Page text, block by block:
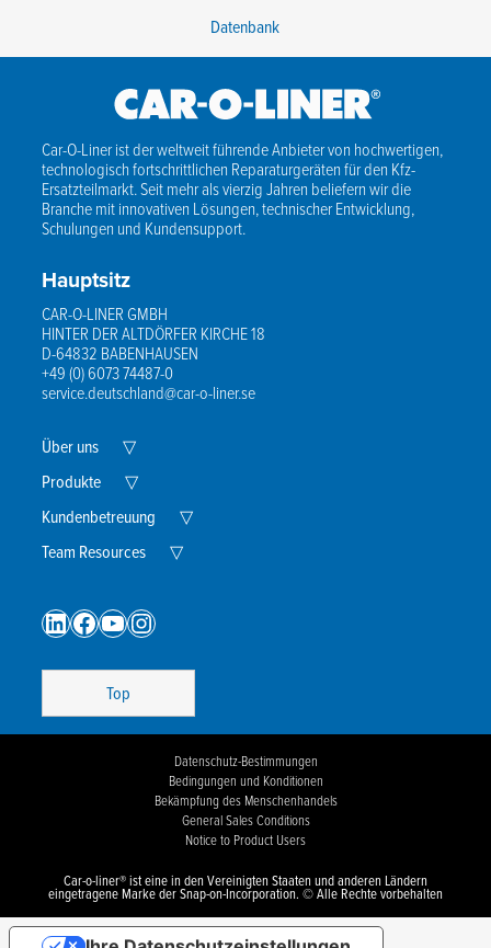
Datenbank
Car-O-Liner ist der weltweit führende Anbieter von hochwertigen,
technologisch fortschrittlichen Reparaturgeräten für den Kfz-
Ersatzteilmarkt. Seit mehr als vierzig Jahren beliefern wir die
Branche mit innovativen Lösungen, technischer Entwicklung,
Schulungen und Kundensupport.
Hauptsitz
CAR-O-LINER GMBH
HINTER DER ALTDÖRFER KIRCHE 18
D-64832 BABENHAUSEN
+49 (0) 6073 74487-0
service.deutschland@car-o-liner.se
Über uns ▽Expand
Menu
Produkte ▽Expand
Menu
Kundenbetreuung ▽Expand
Team Resources ▽Expand
LinkedIn
Facebook
YouTube
Instagram
Top
Datenschutz-Bestimmungen
Bedingungen und Konditionen
Bekämpfung des Menschenhandels
General Sales Conditions
Notice to Product Users
Car-o-liner® ist eine in den Vereinigten Staaten und anderen Ländern
eingetragene Marke der Snap-on-Incorporation. © Alle Rechte vorbehalten